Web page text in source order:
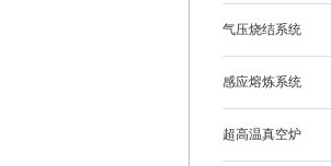
气压烧结系统
感应熔炼系统
超高温真空炉